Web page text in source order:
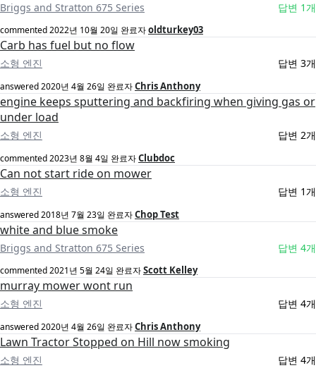
Briggs and Stratton 675 Series 답변 1개
commented2022년 10월 20일 완료자oldturkey03
Carb has fuel but no flow
소형 엔진 답변 3개
answered2020년 4월 26일 완료자Chris Anthony
engine keeps sputtering and backfiring when giving gas or
under load
소형 엔진 답변 2개
commented2023년 8월 4일 완료자Clubdoc
Can not start ride on mower
소형 엔진 답변 1개
answered2018년 7월 23일 완료자Chop Test
white and blue smoke
Briggs and Stratton 675 Series 답변 4개
commented2021년 5월 24일 완료자Scott Kelley
murray mower wont run
소형 엔진 답변 4개
answered2020년 4월 26일 완료자Chris Anthony
Lawn Tractor Stopped on Hill now smoking
소형 엔진 답변 4개